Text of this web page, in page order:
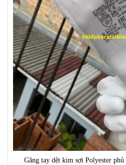
Găng tay dệt kim sợi Polyester